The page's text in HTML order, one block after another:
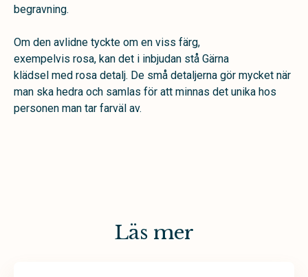
begravning.
Om den avlidne tyckte om en viss färg,
exempelvis rosa, kan det i inbjudan stå Gärna
klädsel med rosa detalj. De små detaljerna gör mycket när
man ska hedra och samlas för att minnas det unika hos
personen man tar farväl av.
Läs mer